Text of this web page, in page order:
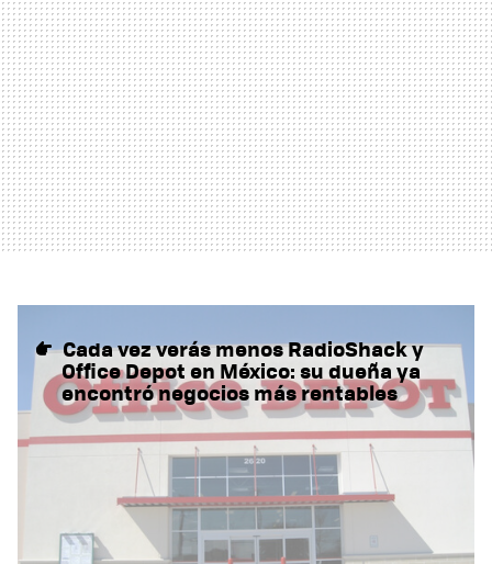
Cada vez verás menos RadioShack y
Office Depot en México: su dueña ya
encontró negocios más rentables